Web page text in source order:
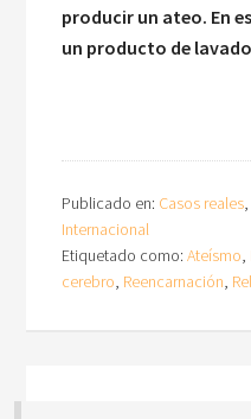
producir un ateo. En
un producto de
Publicado en: Casos reales,
Internacional
Etiquetado como:Ateísmo,
cerebro, Reencarnación,